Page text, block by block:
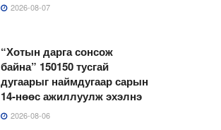
2026-08-07
“Хотын дарга сонсож
байна” 150150 тусгай
дугаарыг наймдугаар сарын
14-нөөс ажиллуулж эхэлнэ
2026-08-06